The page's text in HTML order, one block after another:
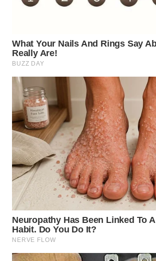
WN
WN
NATUNA
BINTAN
WN
MANDALIKA
WN
LIKUPANG
LABUANBAJO
WN
BORNEO